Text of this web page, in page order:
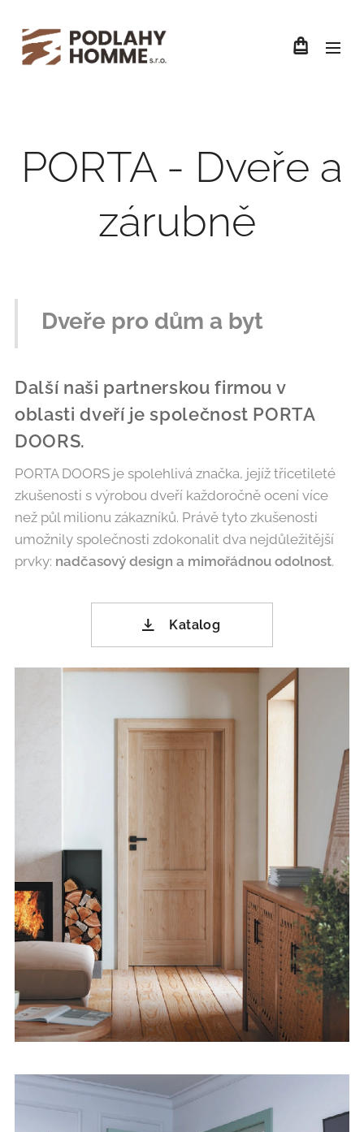
PORTA - Dveře a
zárubně
Dveře pro dům a byt
Další naši partnerskou firmou v
oblasti dveří je společnost PORTA
DOORS.
PORTA DOORS je spolehlivá značka, jejíž třicetileté
zkušenosti s výrobou dveří každoročně ocení více
než půl milionu zákazníků. Právě tyto zkušenosti
umožnily společnosti zdokonalit dva nejdůležitější
prvky: nadčasový design a mimořádnou odolnost.
Katalog